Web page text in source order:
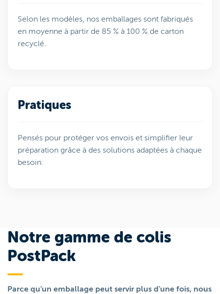
Selon les modèles, nos emballages sont fabriqués
en moyenne à partir de 85 % à 100 % de carton
recyclé.
Pratiques
Pensés pour protéger vos envois et simplifier leur
préparation grâce à des solutions adaptées à chaque
besoin.
Notre gamme de colis
PostPack
Parce qu'un emballage peut servir plus d'une fois, nous